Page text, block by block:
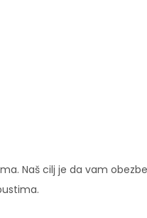
Naš cilj je da vam